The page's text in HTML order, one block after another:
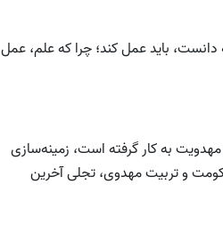
بايد عمل كند؛ چرا كه علم، عمل
به كار گرفته است، زمينه‌سازى
و تربيت مهدوى، تجلى آخرين